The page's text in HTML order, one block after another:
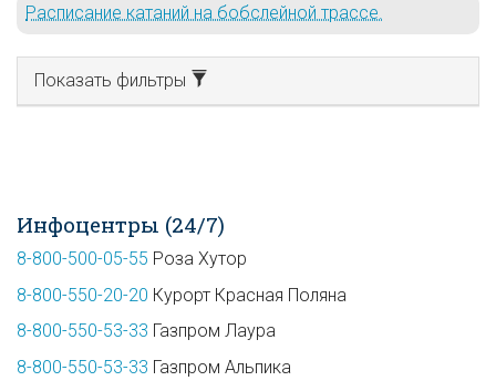
Расписание катаний на бобслейной трассе.
Показать фильтры
Инфоцентры (24/7)
8-800-500-05-55 Роза Хутор
8-800-550-20-20 Курорт Красная Поляна
8-800-550-53-33 Газпром Лаура
8-800-550-53-33 Газпром Альпика